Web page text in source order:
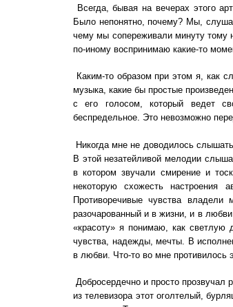
Всегда, бывая на вечерах этого
Было непонятно, почему? Мы,
чему мы сопереживали минуту тому
по-иному воспринимаю какие-то
Каким-то образом при этом я, как
музыка, какие бы простые
с его голосом, который ведет
беспредельное. Это невозможно
Никогда мне не доводилось
В этой незатейливой мелодии
в котором звучали смирение и
некоторую схожесть настроения
Противоречивые чувства
разочарованный и в жизни, и в любви
«красоту» я понимаю, как светлую
чувства, надежды, мечты. В
в любви. Что-то во мне противилось
Добросердечно и просто прозвучал
из телевизора этот оголтелый,